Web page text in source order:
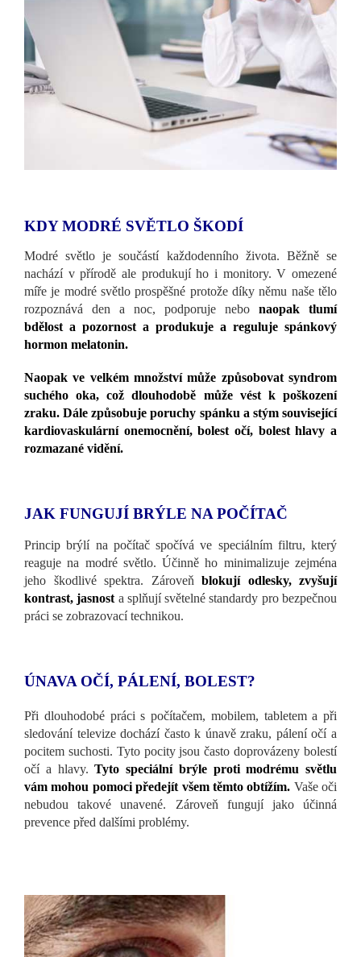
KDY MODRÉ SVĚTLO ŠKODÍ
Modré světlo je součástí každodenního života. Běžně se
nachází v přírodě ale produkují ho i monitory. V omezené
míře je modré světlo prospěšné protože díky němu naše tělo
rozpoznává den a noc, podporuje nebo naopak tlumí
bdělost a pozornost a produkuje a reguluje spánkový
hormon melatonin.
Naopak ve velkém množství může způsobovat syndrom
suchého oka, což dlouhodobě může vést k poškození
zraku. Dále způsobuje poruchy spánku a stým související
kardiovaskulární onemocnění, bolest očí, bolest hlavy a
rozmazané vidění.
JAK FUNGUJÍ BRÝLE NA POČÍTAČ
Princip brýlí na počítač spočívá ve speciálním filtru, který
reaguje na modré světlo. Účinně ho minimalizuje zejména
jeho škodlivé spektra. Zároveň blokují odlesky, zvyšují
kontrast, jasnost a splňují světelné standardy pro bezpečnou
práci se zobrazovací technikou.
ÚNAVA OČÍ, PÁLENÍ, BOLEST?
Při dlouhodobé práci s počítačem, mobilem, tabletem a při
sledování televize dochází často k únavě zraku, pálení očí a
pocitem suchosti. Tyto pocity jsou často doprovázeny bolestí
očí a hlavy.Tyto speciální brýle proti modrému světlu
vám mohou pomoci předejít všem těmto obtížím. Vaše oči
nebudou takové unavené. Zároveň fungují jako účinná
prevence před dalšími problémy.